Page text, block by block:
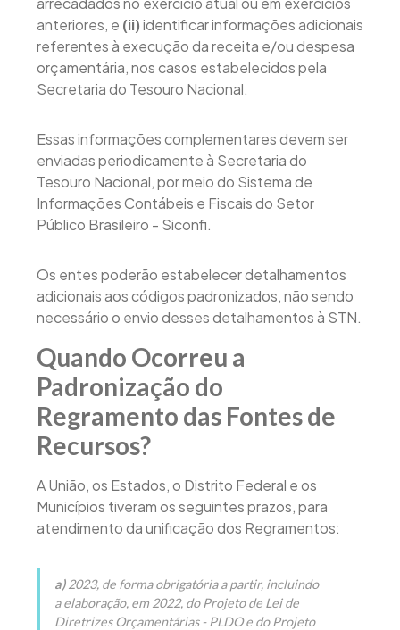
anteriores, e (ii)identificar informações adicionais
referentes à execução da receita e/ou despesa
orçamentária, nos casos estabelecidos pela
Secretaria do Tesouro Nacional.
Essas informações complementares devem ser
enviadas periodicamente à Secretaria do
Tesouro Nacional, por meio do Sistema de
Informações Contábeis e Fiscais do Setor
Público Brasileiro - Siconfi.
Os entes poderão estabelecer detalhamentos
adicionais aos códigos padronizados, não sendo
necessário o envio desses detalhamentos à STN.
Quando Ocorreu a
Padronização do
Regramento das Fontes de
Recursos?
A União, os Estados, o Distrito Federal e os
Municípios tiveram os seguintes prazos, para
atendimento da unificação dos Regramentos:
a)2023, de forma obrigatória a partir, incluindo
a elaboração, em 2022, do Projeto de Lei de
Diretrizes Orçamentárias - PLDO e do Projeto